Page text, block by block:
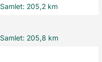
Samlet: 205,2 km
Samlet: 205,8 km